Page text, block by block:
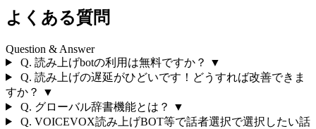
よくある質問
Question & Answer
Q. 読み上げbotの利用は無料ですか？
▼
Q. 読み上げの遅延がひどいです！どうすれば改善できま
すか？
▼
Q. グローバル辞書機能とは？
▼
Q. VOICEVOX読み上げBOT等で話者選択で選択したい話